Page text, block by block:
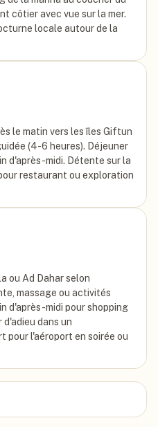
côtier avec vue sur la mer.
locale autour de la
le matin vers les îles Giftun
(4-6 heures). Déjeuner
d'après-midi. Détente sur la
restaurant ou exploration
ou Ad Dahar selon
massage ou activités
d'après-midi pour shopping
d'adieu dans un
pour l'aéroport en soirée ou